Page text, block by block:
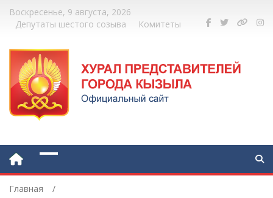
Воскресенье, 9 августа, 2026
Депутаты шестого созыва
Комитеты
Главная